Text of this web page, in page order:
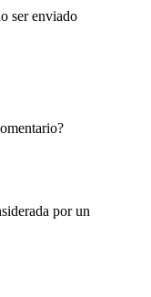
ser enviado
por un